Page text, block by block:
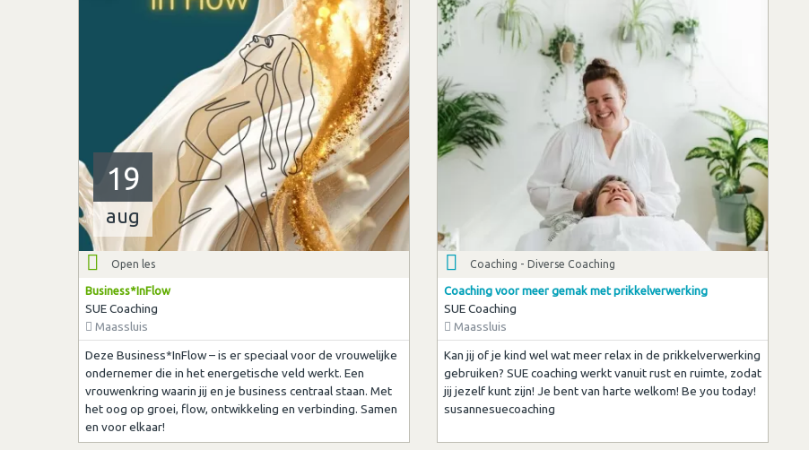
19
aug
Open les
Business*InFlow
SUE Coaching
Maassluis
Deze Business*InFlow – is er speciaal voor de vrouwelijke
ondernemer die in het energetische veld werkt. Een
vrouwenkring waarin jij en je business centraal staan. Met
het oog op groei, flow, ontwikkeling en verbinding. Samen
en voor elkaar!
Coaching - Diverse Coaching
Coaching voor meer gemak met prikkelverwerking
SUE Coaching
Maassluis
Kan jij of je kind wel wat meer relax in de prikkelverwerking
gebruiken? SUE coaching werkt vanuit rust en ruimte, zodat
jij jezelf kunt zijn! Je bent van harte welkom! Be you today!
susannesuecoaching